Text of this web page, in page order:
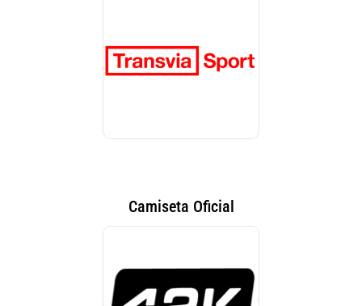
Camiseta Oficial